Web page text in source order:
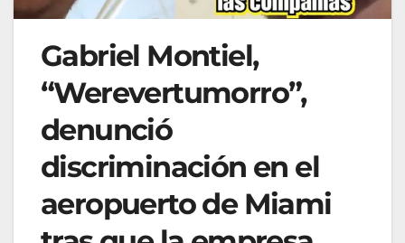
Gabriel Montiel,
“Werevertumorro”,
denunció
discriminación en el
aeropuerto de Miami